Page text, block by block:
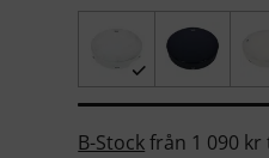
B-Stockfrån 1 090 kr